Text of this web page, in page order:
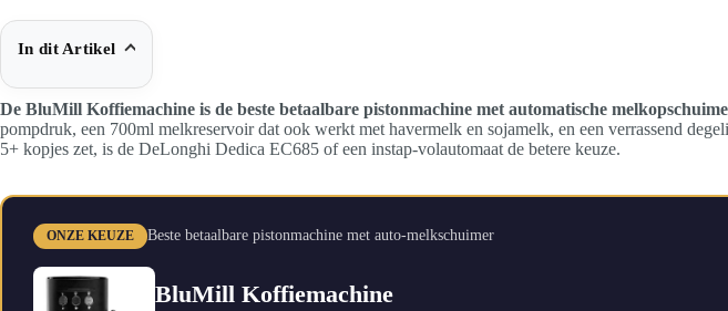
In dit Artikel
De BluMill Koffiemachine is de beste betaalbare pistonmachine met automatische
pompdruk, een 700ml melkreservoir dat ook werkt met havermelk en sojamelk, en een verrassend
5+ kopjes zet, is de DeLonghi Dedica EC685 of een instap-volautomaat de betere keuze.
ONZE KEUZE Beste betaalbare pistonmachine met auto-melkschuimer
BluMill Koffiemachine